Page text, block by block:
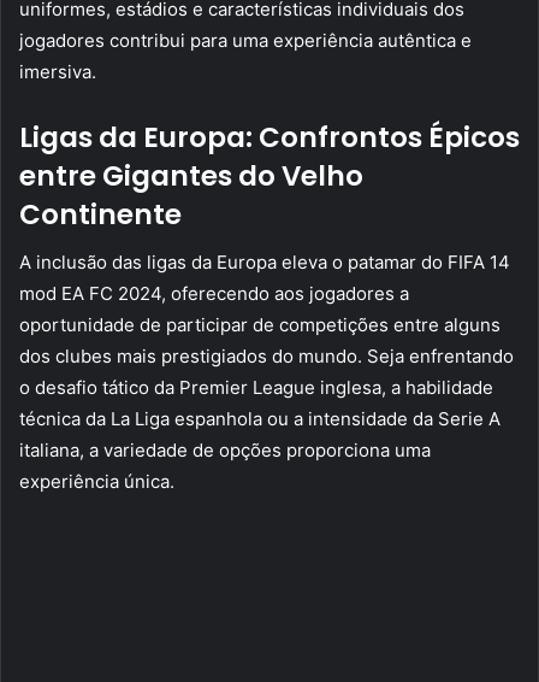
uniformes, estádios e características individuais dos
jogadores contribui para uma experiência autêntica e
imersiva.
Ligas da Europa: Confrontos Épicos
entre Gigantes do Velho
Continente
A inclusão das ligas da Europa eleva o patamar do FIFA 14
mod EA FC 2024, oferecendo aos jogadores a
oportunidade de participar de competições entre alguns
dos clubes mais prestigiados do mundo. Seja enfrentando
o desafio tático da Premier League inglesa, a habilidade
técnica da La Liga espanhola ou a intensidade da Serie A
italiana, a variedade de opções proporciona uma
experiência única.